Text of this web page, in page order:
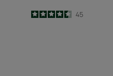
4.6
/5
45